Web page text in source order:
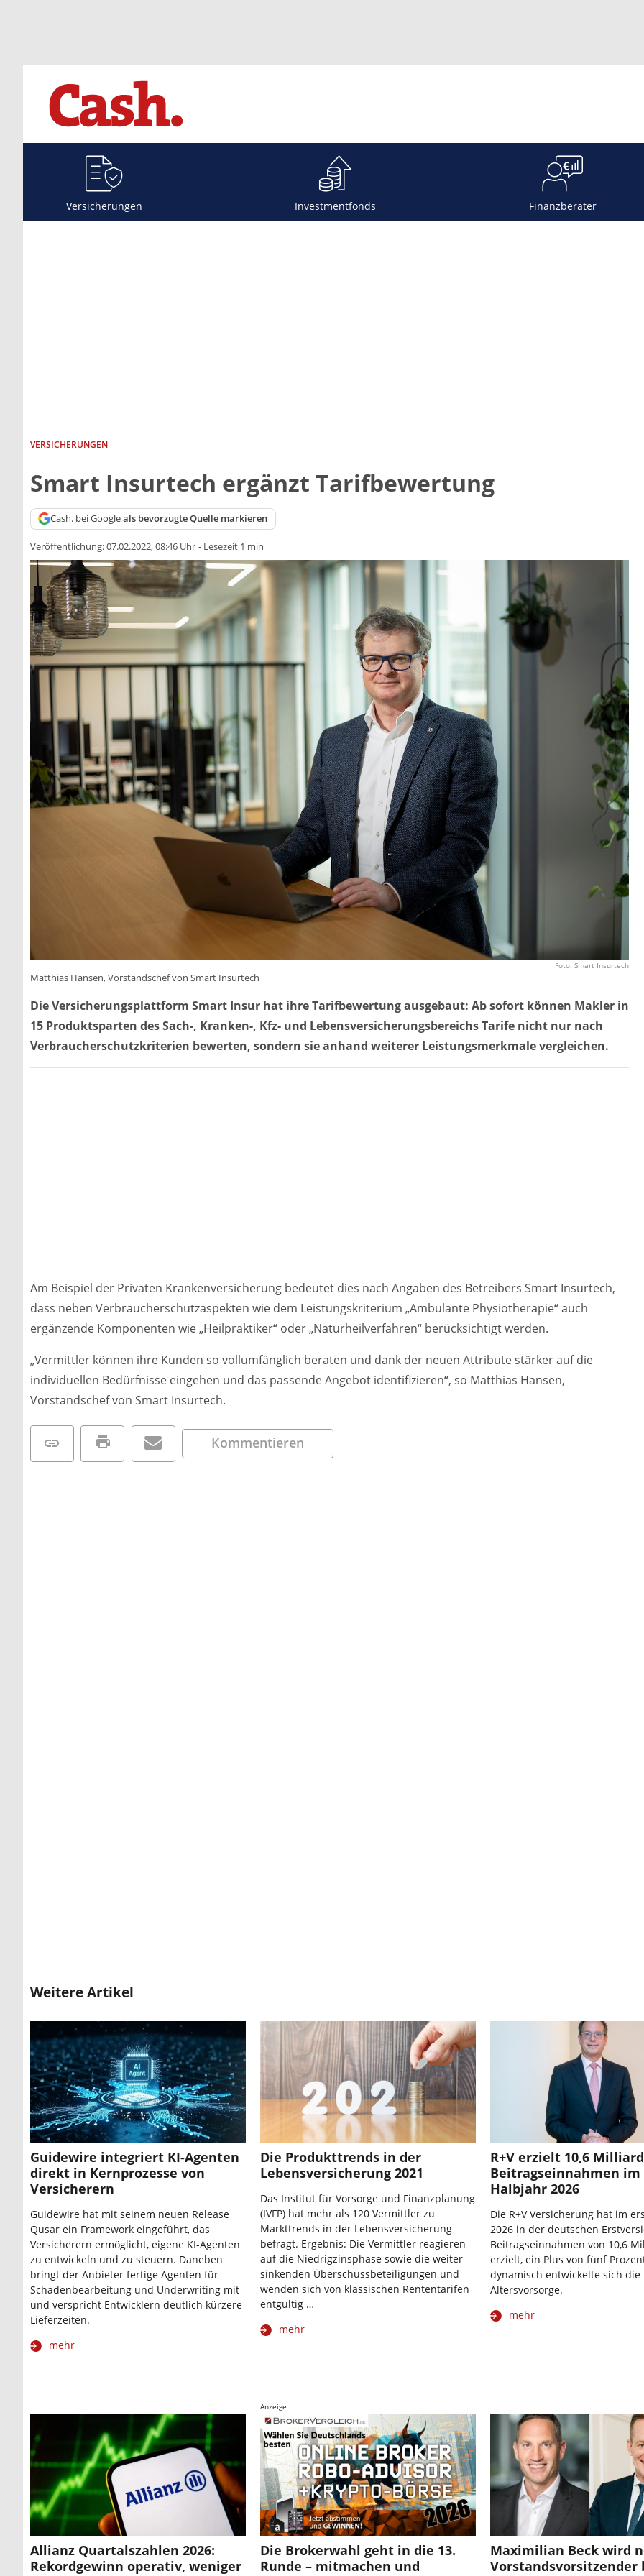
Versicherungen Investmentfonds Finanzberater
VERSICHERUNGEN
Smart Insurtech ergänzt Tarifbewertung
Cash. bei Googleals bevorzugte Quelle markieren
Veröffentlichung:07.02.2022, 08:46 Uhr - Lesezeit 1 min
Foto: Smart Insurtech
Matthias Hansen, Vorstandschef von Smart Insurtech
Die Versicherungsplattform Smart Insur hat ihre Tarifbewertung ausgebaut: Ab sofort können Makler in
15 Produktsparten des Sach-, Kranken-, Kfz- und Lebensversicherungsbereichs Tarife nicht nur nach
Verbraucherschutzkriterien bewerten, sondern sie anhand weiterer Leistungsmerkmale vergleichen.
Am Beispiel der Privaten Krankenversicherung bedeutet dies nach Angaben des Betreibers Smart Insurtech,
dass neben Verbraucherschutzaspekten wie dem Leistungskriterium „Ambulante Physiotherapie“ auch
ergänzende Komponenten wie „Heilpraktiker“ oder „Naturheilverfahren“ berücksichtigt werden.
„Vermittler können ihre Kunden so vollumfänglich beraten und dank der neuen Attribute stärker auf die
individuellen Bedürfnisse eingehen und das passende Angebot identifizieren“, so Matthias Hansen,
Vorstandschef von Smart Insurtech.
Kommentieren
Weitere Artikel
Guidewire integriert KI-Agenten
direkt in Kernprozesse von
Versicherern
Guidewire hat mit seinem neuen Release
Qusar ein Framework eingeführt, das
Versicherern ermöglicht, eigene KI-Agenten
zu entwickeln und zu steuern. Daneben
bringt der Anbieter fertige Agenten für
Schadenbearbeitung und Underwriting mit
und verspricht Entwicklern deutlich kürzere
Lieferzeiten.
mehr
Die Produkttrends in der
Lebensversicherung 2021
Das Institut für Vorsorge und Finanzplanung
(IVFP) hat mehr als 120 Vermittler zu
Markttrends in der Lebensversicherung
befragt. Ergebnis: Die Vermittler reagieren
auf die Niedrigzinsphase sowie die weiter
sinkenden Überschussbeteiligungen und
wenden sich von klassischen Rententarifen
entgültig …
mehr
R+V erzielt 10,6
Beitragseinnahmen im
Halbjahr 2026
Die R+V Versicherung hat im
2026 in der deutschen
Beitragseinnahmen von 10,6
erzielt, ein Plus von fünf
dynamisch entwickelte sich
Altersvorsorge.
mehr
Allianz Quartalszahlen 2026:
Rekordgewinn operativ, weniger
Anzeige
Die Brokerwahl geht in die 13.
Runde – mitmachen und
Maximilian Beck wird
Vorstandsvorsitzender